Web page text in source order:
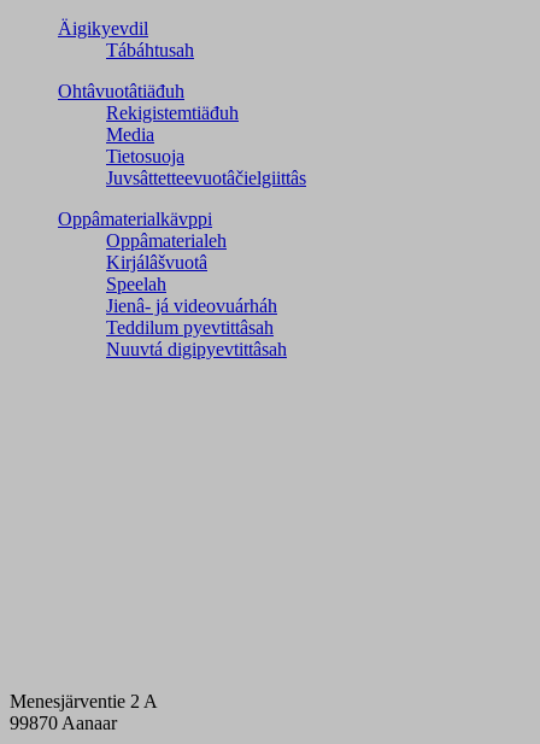
Äigikyevdil
Tábáhtusah
Ohtâvuotâtiäđuh
Rekigistemtiäđuh
Media
Tietosuoja
Juvsâttetteevuotâčielgiittâs
Oppâmaterialkävppi
Oppâmaterialeh
Kirjálâšvuotâ
Speelah
Jienâ- já videovuárháh
Teddilum pyevtittâsah
Nuuvtá digipyevtittâsah
Menesjärventie 2 A
99870 Aanaar